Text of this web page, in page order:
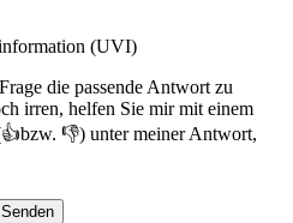
(UVI)
die passende Antwort zu
irren, helfen Sie mir mit einem
👎) unter meiner Antwort,
Senden